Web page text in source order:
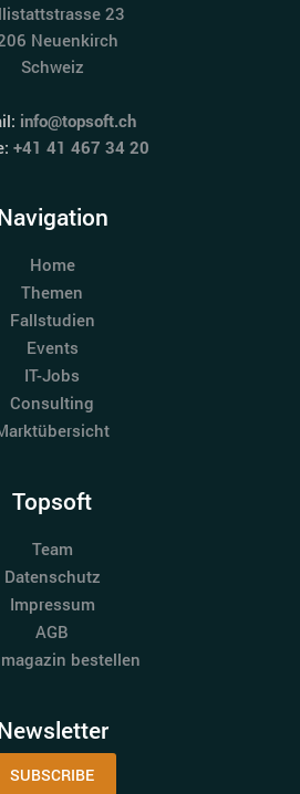
23
Neuenkirch
Schweiz
info@topsoft.ch
+41 41 467 34 20
Home
Themen
Fallstudien
Events
IT-Jobs
Consulting
Topsoft
Team
Datenschutz
Impressum
AGB
bestellen
SUBSCRIBE